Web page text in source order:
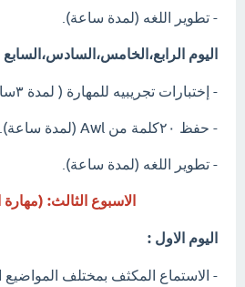
- تطوير اللغه (لمدة ساعة).
اليوم الرابع،الخامس،السادس،السابع
- إختبارات تجريبيه للمهارة ( لمدة ٣ساعات).
- حفظ ٢٠كلمة من Awl (لمدة ساعة).
- تطوير اللغه (لمدة ساعة).
الاسبوع الثالث: (مهارة
اليوم الاول :